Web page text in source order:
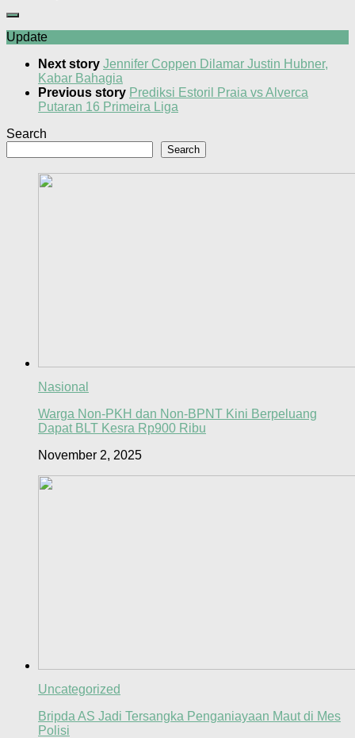
Update
Next story Jennifer Coppen Dilamar Justin Hubner,
Kabar Bahagia
Previous story Prediksi Estoril Praia vs Alverca
Putaran 16 Primeira Liga
Search
Search
Nasional
Warga Non-PKH dan Non-BPNT Kini Berpeluang
Dapat BLT Kesra Rp900 Ribu
November 2, 2025
Uncategorized
Bripda AS Jadi Tersangka Penganiayaan Maut di Mes
Polisi